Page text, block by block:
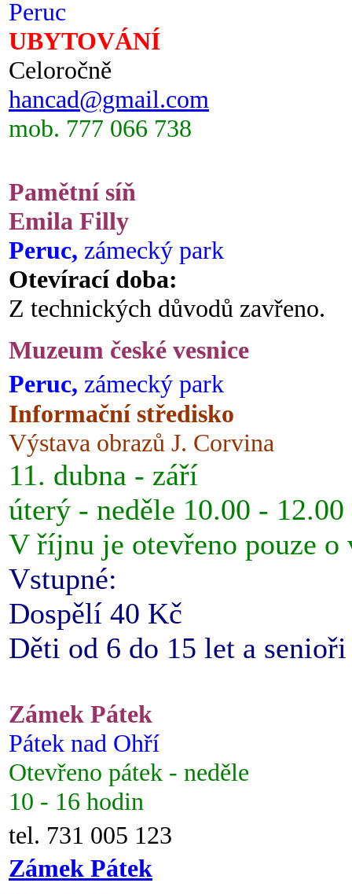
Peruc
UBYTOVÁNÍ
Celoročně
hancad@gmail.com
mob. 777 066 738
Pamětní síň
Emila Filly
Peruc, zámecký park
Otevírací doba:
Z technických důvodů zavřeno.
Muzeum české vesnice
Peruc, zámecký park
Informační středisko
Výstava obrazů J. Corvina
11. dubna - září
úterý - neděle 10.00 -
V říjnu je otevřeno pouze o
Vstupné:
Dospělí 40 Kč
Děti od 6 do 15 let a
Zámek Pátek
Pátek nad Ohří
Otevřeno pátek - neděle
10 - 16 hodin
tel. 731 005 123
Zámek Pátek